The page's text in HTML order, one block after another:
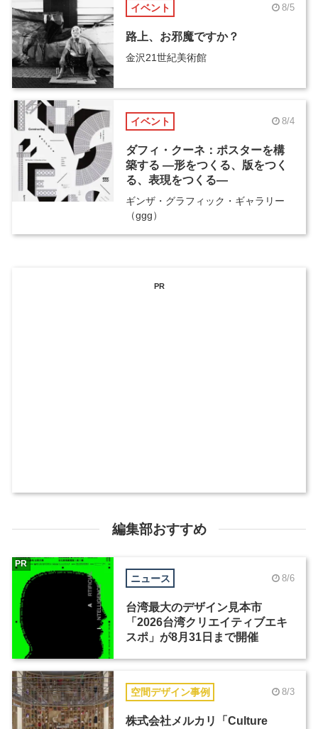
イベント 8/5
路上、お邪魔ですか？
金沢21世紀美術館
イベント 8/4
ダフィ・クーネ：ポスターを構
築する ―形をつくる、版をつく
る、表現をつくる―
ギンザ・グラフィック・ギャラリー
（ggg）
PR
編集部おすすめ
ニュース 8/6
台湾最大のデザイン見本市
「2026台湾クリエイティブエキ
スポ」が8月31日まで開催
PR
空間デザイン事例 8/3
株式会社メルカリ「Culture